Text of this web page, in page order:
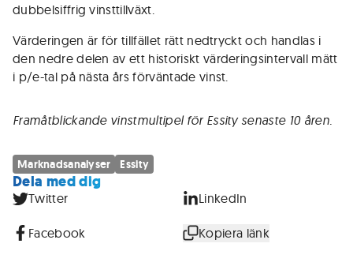
dubbelsiffrig vinsttillväxt.
Värderingen är för tillfället rätt nedtryckt och handlas i
den nedre delen av ett historiskt värderingsintervall mätt
i p/e-tal på nästa års förväntade vinst.
Framåtblickande vinstmultipel för Essity senaste 10 åren.
Marknadsanalyser Essity
Dela med dig
Twitter LinkedIn
Facebook Kopiera länk